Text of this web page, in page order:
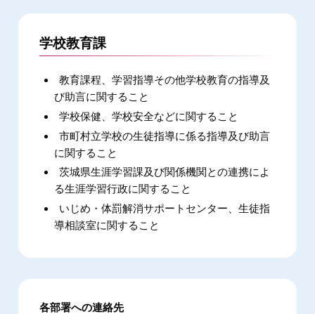
学校教育課
教育課程、学習指導その他学校教育の指導及
び助言に関すること
学校保健、学校安全などに関すること
市町村立学校の生徒指導に係る指導及び助言
に関すること
茨城県生涯学習課及び関係機関との連携によ
る生涯学習行政に関すること
いじめ・体罰解消サポートセンター、生徒指
導相談室に関すること
各部署への連絡先